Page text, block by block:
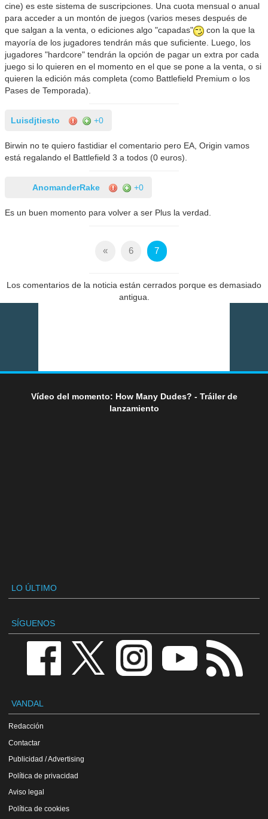
cine) es este sistema de suscripciones. Una cuota mensual o anual
para acceder a un montón de juegos (varios meses después de
que salgan a la venta, o ediciones algo "capadas"
con la que la
mayoría de los jugadores tendrán más que suficiente. Luego, los
jugadores "hardcore" tendrán la opción de pagar un extra por cada
juego si lo quieren en el momento en el que se pone a la venta, o si
quieren la edición más completa (como Battlefield Premium o los
Pases de Temporada).
Luisdjtiesto +0
Birwin no te quiero fastidiar el comentario pero EA, Origin vamos
está regalando el Battlefield 3 a todos (0 euros).
AnomanderRake +0
Es un buen momento para volver a ser Plus la verdad.
« 6 7
Los comentarios de la noticia están cerrados porque es demasiado
antigua.
Vídeo del momento: How Many Dudes? - Tráiler de
lanzamiento
LO ÚLTIMO
SÍGUENOS
VANDAL
Redacción
Contactar
Publicidad / Advertising
Política de privacidad
Aviso legal
Política de cookies